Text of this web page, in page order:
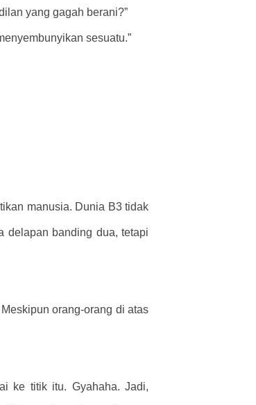
yang gagah berani?”
sesuatu.”
manusia. Dunia B3 tidak
delapan banding dua, tetapi
orang-orang di atas
ke titik itu. Gyahaha. Jadi,